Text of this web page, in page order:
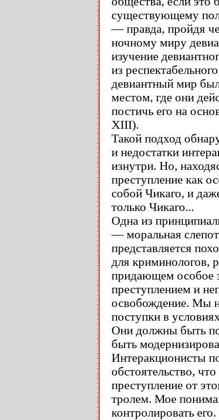
существующему
— правда, пройдя
ночному миру
изучение
из
девиантный мир
местом, где они
постичь его на
XIII).
Такой подход
и недостатки
изнутри. Но,
преступление как
собой Чикаго, и
только Чикаго...
Одна из
— моральная
представляется
для криминологов,
придающем особое
преступлением и
освобождение. Мы
поступки в
Они должны быть
быть
Интеракционисты
обстоятельство,
преступление от
тролем. Мое
контролировать его.